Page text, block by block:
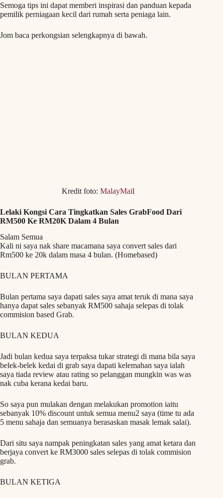
Semoga tips ini dapat memberi inspirasi dan panduan kepada
pemilik perniagaan kecil dari rumah serta peniaga lain.
Jom baca perkongsian selengkapnya di bawah.
Kredit foto:MalayMail
Lelaki Kongsi Cara Tingkatkan Sales GrabFood Dari
RM500 Ke RM20K Dalam 4 Bulan
Salam Semua
Kali ni saya nak share macamana saya convert sales dari
Rm500 ke 20k dalam masa 4 bulan. (Homebased)
BULAN PERTAMA
Bulan pertama saya dapati sales saya amat teruk di mana saya
hanya dapat sales sebanyak RM500 sahaja selepas di tolak
commision based Grab.
BULAN KEDUA
Jadi bulan kedua saya terpaksa tukar strategi di mana bila saya
belek-belek kedai di grab saya dapati kelemahan saya ialah
saya tiada review atau rating so pelanggan mungkin was was
nak cuba kerana kedai baru.
So saya pun mulakan dengan melakukan promotion iaitu
sebanyak 10% discount untuk semua menu2 saya (time tu ada
5 menu sahaja dan semuanya berasaskan masak lemak salai).
Dari situ saya nampak peningkatan sales yang amat ketara dan
berjaya convert ke RM3000 sales selepas di tolak commision
grab.
BULAN KETIGA